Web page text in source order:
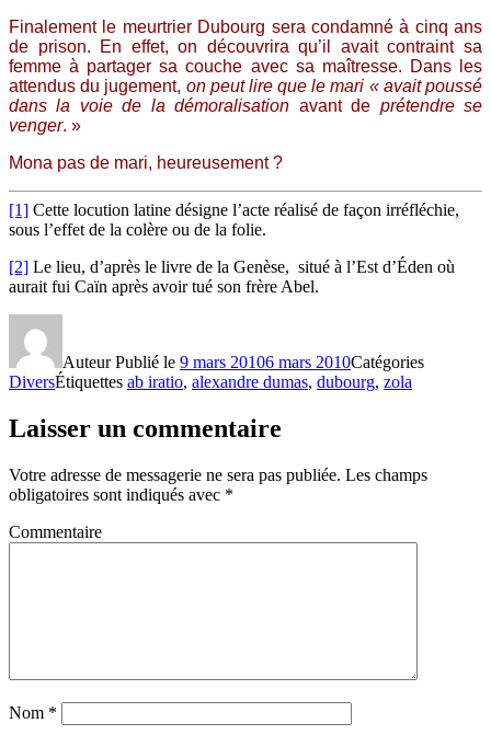
Finalement le meurtrier Dubourg sera condamné à cinq ans
de prison. En effet, on découvrira qu’il avait contraint sa
femme à partager sa couche avec sa maîtresse. Dans les
attendus du jugement, on peut lire que le mari « avait poussé
dans la voie de la démoralisation avant de prétendre se
venger. »
Mona pas de mari, heureusement ?
[1] Cette locution latine désigne l’acte réalisé de façon irréfléchie,
sous l’effet de la colère ou de la folie.
[2] Le lieu, d’après le livre de la Genèse, situé à l’Est d’Éden où
aurait fui Caïn après avoir tué son frère Abel.
AuteurPublié le 9 mars 20106 mars 2010Catégories
DiversÉtiquettes ab iratio, alexandre dumas, dubourg, zola
Laisser un commentaire
Votre adresse de messagerie ne sera pas publiée. Les champs
obligatoires sont indiqués avec *
Commentaire
Nom *